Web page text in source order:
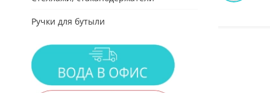
Ручки для бутыли